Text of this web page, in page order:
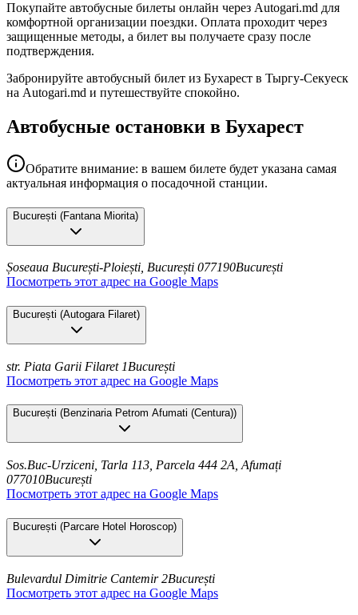
Покупайте автобусные билеты онлайн через Autogari.md для
комфортной организации поездки. Оплата проходит через
защищенные методы, а билет вы получаете сразу после
подтверждения.
Забронируйте автобусный билет из Бухарест в Тыргу-Секуеск
на Autogari.md и путешествуйте спокойно.
Автобусные остановки в Бухарест
Обратите внимание: в вашем билете будет указана самая
актуальная информация о посадочной станции.
București (Fantana Miorita)
Șoseaua București-Ploiești, București 077190București
Посмотреть этот адрес на Google Maps
București (Autogara Filaret)
str. Piata Garii Filaret 1București
Посмотреть этот адрес на Google Maps
București (Benzinaria Petrom Afumati (Centura))
Sos.Buc-Urziceni, Tarla 113, Parcela 444 2A, Afumați
077010București
Посмотреть этот адрес на Google Maps
București (Parcare Hotel Horoscop)
Bulevardul Dimitrie Cantemir 2București
Посмотреть этот адрес на Google Maps